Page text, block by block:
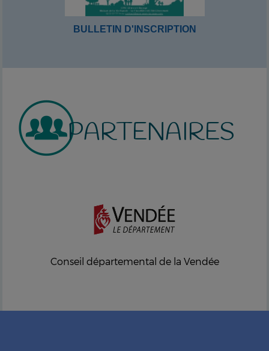
BULLETIN D'INSCRIPTION
PARTENAIRES
Conseil départemental de la Vendée